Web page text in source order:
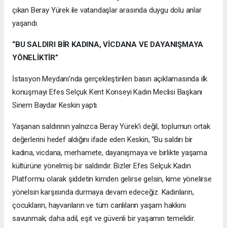
çıkan Beray Yürek ile vatandaşlar arasında duygu dolu anlar
yaşandı.
“BU SALDIRI BİR KADINA, VİCDANA VE DAYANIŞMAYA
YÖNELİKTİR”
İstasyon Meydanı’nda gerçekleştirilen basın açıklamasında ilk
konuşmayı Efes Selçuk Kent Konseyi Kadın Meclisi Başkanı
Sinem Baydar Keskin yaptı.
Yaşanan saldırının yalnızca Beray Yürek’i değil, toplumun ortak
değerlerini hedef aldığını ifade eden Keskin, “Bu saldırı bir
kadına, vicdana, merhamete, dayanışmaya ve birlikte yaşama
kültürüne yönelmiş bir saldırıdır. Bizler Efes Selçuk Kadın
Platformu olarak şiddetin kimden gelirse gelsin, kime yönelirse
yönelsin karşısında durmaya devam edeceğiz. Kadınların,
çocukların, hayvanların ve tüm canlıların yaşam hakkını
savunmak; daha adil, eşit ve güvenli bir yaşamın temelidir.